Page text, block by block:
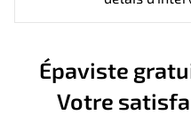
Épaviste
Votre